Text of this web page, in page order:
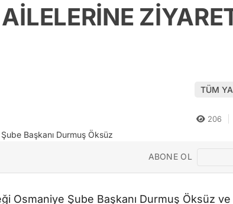
TÜM
206
ABONE OL
Osmaniye Şube Başkanı Durmuş Öksüz ve